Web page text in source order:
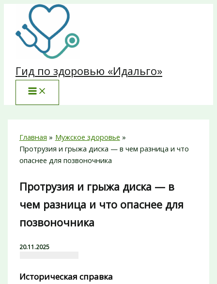
Перейти
содержимому
Гид по здоровью «Идальго»
Главная
Мужское здоровье
Протрузия и грыжа диска — в чем разница и что
опаснее для позвоночника
Протрузия и грыжа диска — в
чем разница и что опаснее для
позвоночника
20.11.2025
Историческая справка